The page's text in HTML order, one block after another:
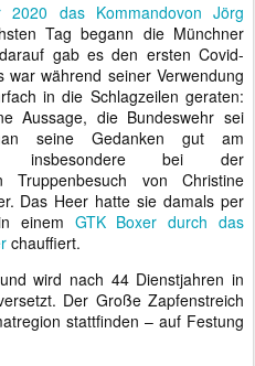
das Kommandovon Jörg
Tag begann die Münchner
gab es den ersten Covid-
war während seiner Verwendung
in die Schlagzeilen geraten:
Aussage, die Bundeswehr sei
seine Gedanken gut am
insbesondere bei der
Truppenbesuch von Christine
Das Heer hatte sie damals per
einem GTK Boxer durch das
chauffiert.
wird nach 44 Dienstjahren in
Der Große Zapfenstreich
stattfinden – auf Festung